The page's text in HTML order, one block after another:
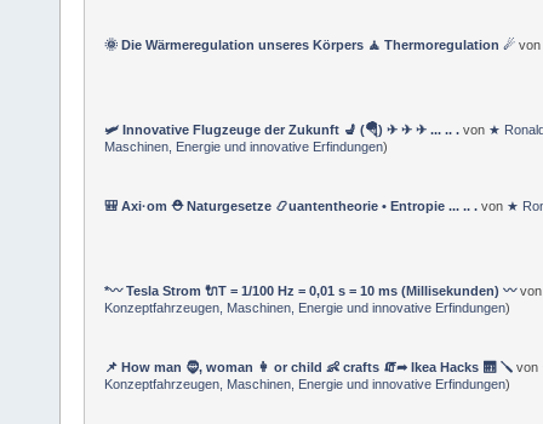
🌞 Die Wärmeregulation unseres Körpers 🧘 Thermoregulation ☄ von
🛩 Innovative Flugzeuge der Zukunft 💺 (🪂) ✈ ✈ ✈ ... .. .von ★
Maschinen, Energie und innovative Erfindungen)
🎒 Axi·om ⛑ Naturgesetze 📿uantentheorie • Entropie ... .. . von ★
*〰 Tesla Strom 🔌T = 1/100 Hz = 0,01 s = 10 ms (Millisekunden) 〰
Konzeptfahrzeugen, Maschinen, Energie und innovative Erfindungen)
📌 How man 🧔, woman 👩 or child 👶 crafts 🧯➦ Ikea Hacks 🛗 🪛von
Konzeptfahrzeugen, Maschinen, Energie und innovative Erfindungen)